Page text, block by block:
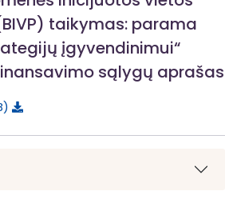
taikymas: parama
įgyvendinimui“
sąlygų aprašas